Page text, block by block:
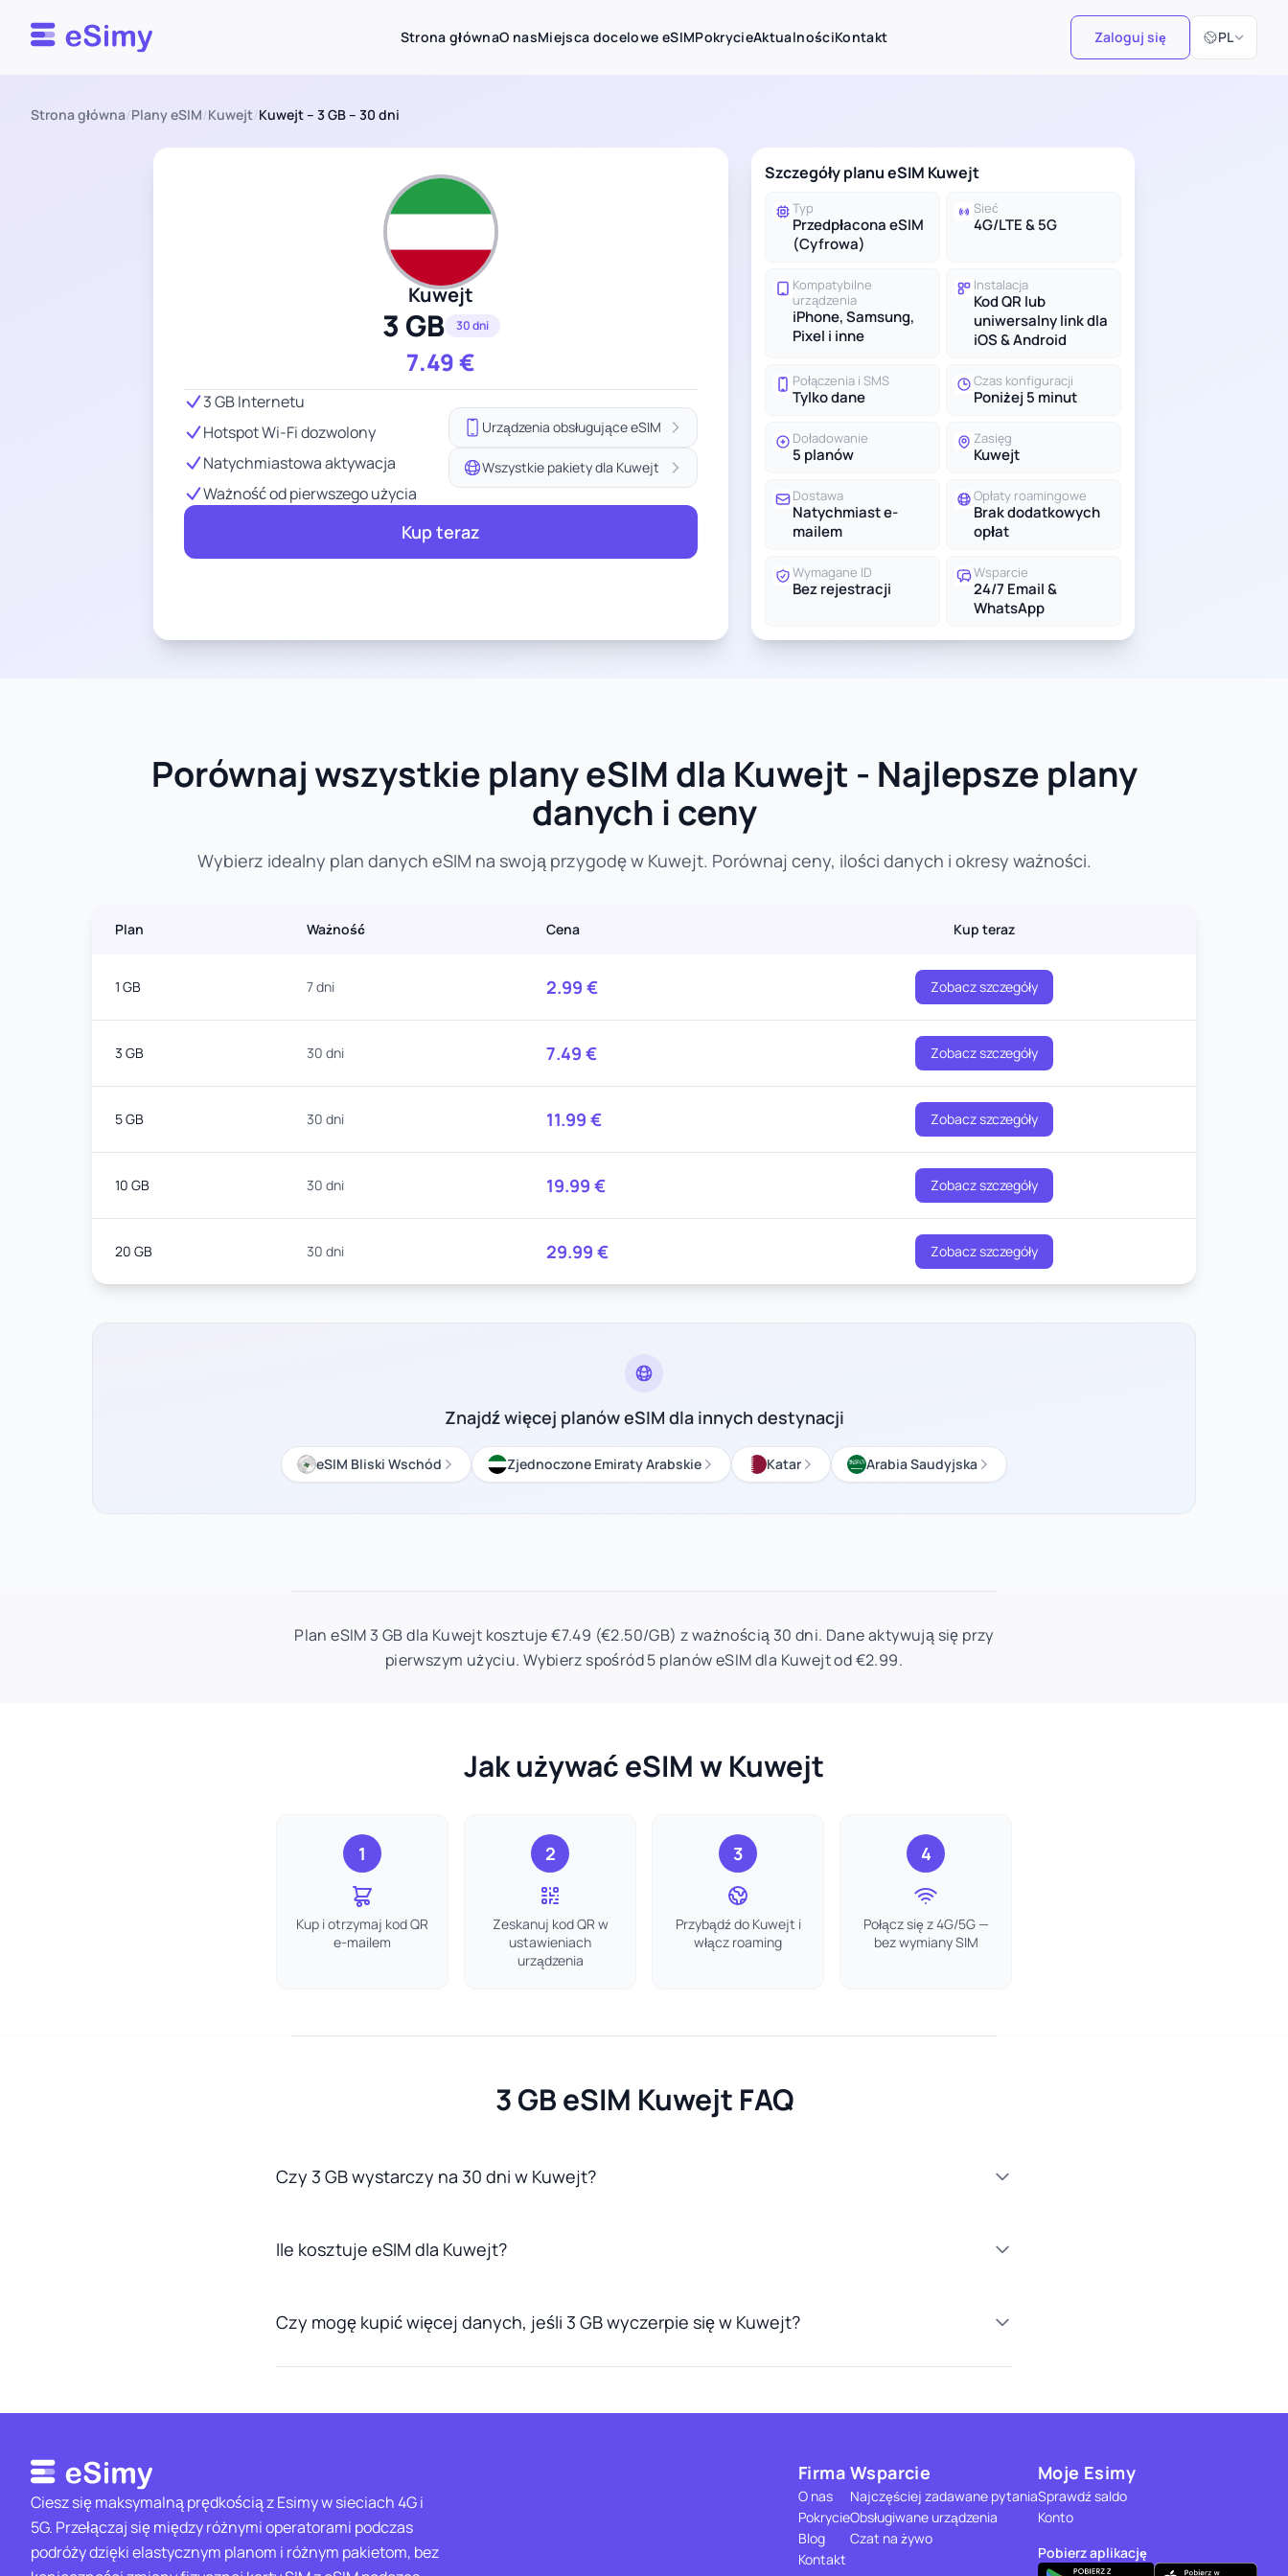
Esimy Strona głównaO nasMiejsca docelowe eSIMPokrycieAktualnościKontakt Zaloguj się PL
Wybierz język
Strona główna/Plany eSIM/Kuwejt/Kuwejt – 3 GB – 30 dni
Kuwejt
3 GB 30 dni
7.49€
3 GB Internetu
Hotspot Wi-Fi dozwolony
Natychmiastowa aktywacja
Ważność od pierwszego użycia
Urządzenia obsługujące eSIM
Wszystkie pakiety dla Kuwejt
Kup teraz
Szczegóły planu eSIM Kuwejt
Typ
Przedpłacona eSIM
(Cyfrowa)
Sieć
4G/LTE & 5G
Kompatybilne
urządzenia
iPhone, Samsung,
Pixel i inne
Instalacja
Kod QR lub
uniwersalny link dla
iOS & Android
Połączenia i SMS
Tylko dane
Czas konfiguracji
Poniżej 5 minut
Doładowanie
5 planów
Zasięg
Kuwejt
Dostawa
Natychmiast e-
mailem
Opłaty roamingowe
Brak dodatkowych
opłat
Wymagane ID
Bez rejestracji
Wsparcie
24/7 Email &
WhatsApp
Porównaj wszystkie plany eSIM dla Kuwejt - Najlepsze plany
danych i ceny
Wybierz idealny plan danych eSIM na swoją przygodę w Kuwejt. Porównaj ceny, ilości danych i okresy ważności.
Plan Ważność Cena Kup teraz
1 GB 7 dni 2.99 € Zobacz szczegóły
3 GB 30 dni 7.49 € Zobacz szczegóły
5 GB 30 dni 11.99 € Zobacz szczegóły
10 GB 30 dni 19.99 € Zobacz szczegóły
20 GB 30 dni 29.99 € Zobacz szczegóły
Znajdź więcej planów eSIM dla innych destynacji
eSIM Bliski Wschód Zjednoczone Emiraty Arabskie Katar Arabia Saudyjska
Plan eSIM 3 GB dla Kuwejt kosztuje €7.49 (€2.50/GB) z ważnością 30 dni. Dane aktywują się przy
pierwszym użyciu. Wybierz spośród 5 planów eSIM dla Kuwejt od €2.99.
Jak używać eSIM w Kuwejt
1
Kup i otrzymaj kod QR
e-mailem
2
Zeskanuj kod QR w
ustawieniach
urządzenia
3
Przybądź do Kuwejt i
włącz roaming
4
Połącz się z 4G/5G —
bez wymiany SIM
3 GB eSIM Kuwejt FAQ
Czy 3 GB wystarczy na 30 dni w Kuwejt?
Ile kosztuje eSIM dla Kuwejt?
Czy mogę kupić więcej danych, jeśli 3 GB wyczerpie się w Kuwejt?
Ciesz się maksymalną prędkością z Esimy w sieciach 4G i
5G. Przełączaj się między różnymi operatorami podczas
podróży dzięki elastycznym planom i różnym pakietom, bez
Firma
O nas
Pokrycie
Blog
Kontakt
Wsparcie
Najczęściej zadawane pytania
Obsługiwane urządzenia
Czat na żywo
Moje Esimy
Sprawdź saldo
Konto
Pobierz aplikację